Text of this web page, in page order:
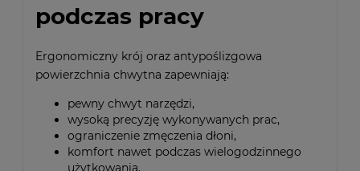
podczas pracy
Ergonomiczny krój oraz antypoślizgowa
powierzchnia chwytna zapewniają:
pewny chwyt narzędzi,
wysoką precyzję wykonywanych prac,
ograniczenie zmęczenia dłoni,
komfort nawet podczas wielogodzinnego
użytkowania.